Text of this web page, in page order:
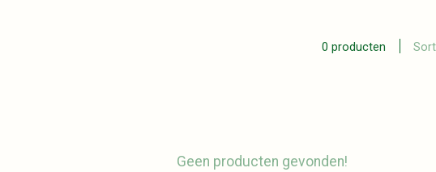
0 producten
Geen producten gevonden!